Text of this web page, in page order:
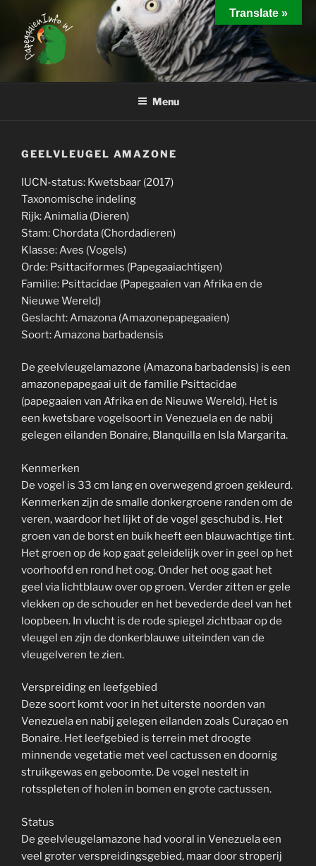
inhoud
PAPEGAAIEN INFO
Interessante weetjes over het houden van papegaaien
Menu
GEELVLEUGEL AMAZONE
IUCN-status: Kwetsbaar (2017)
Taxonomische indeling
Rijk: Animalia (Dieren)
Stam: Chordata (Chordadieren)
Klasse: Aves (Vogels)
Orde: Psittaciformes (Papegaaiachtigen)
Familie: Psittacidae (Papegaaien van Afrika en de
Nieuwe Wereld)
Geslacht: Amazona (Amazonepapegaaien)
Soort: Amazona barbadensis
De geelvleugelamazone (Amazona barbadensis) is een
amazonepapegaai uit de familie Psittacidae
(papegaaien van Afrika en de Nieuwe Wereld). Het is
een kwetsbare vogelsoort in Venezuela en de nabij
gelegen eilanden Bonaire, Blanquilla en Isla Margarita.
Kenmerken
De vogel is 33 cm lang en overwegend groen gekleurd.
Kenmerken zijn de smalle donkergroene randen om de
veren, waardoor het lijkt of de vogel geschubd is. Het
groen van de borst en buik heeft een blauwachtige tint.
Het groen op de kop gaat geleidelijk over in geel op het
voorhoofd en rond het oog. Onder het oog gaat het
geel via lichtblauw over op groen. Verder zitten er gele
vlekken op de schouder en het bevederde deel van het
loopbeen. In vlucht is de rode spiegel zichtbaar op de
vleugel en zijn de donkerblauwe uiteinden van de
vleugelveren te zien.
Verspreiding en leefgebied
Deze soort komt voor in het uiterste noorden van
Venezuela en nabij gelegen eilanden zoals Curaçao en
Bonaire. Het leefgebied is terrein met droogte
minnende vegetatie met veel cactussen en doornig
struikgewas en geboomte. De vogel nestelt in
rotsspleten of holen in bomen en grote cactussen.
Status
De geelvleugelamazone had vooral in Venezuela een
veel groter verspreidingsgebied, maar door stroperij
Translate »